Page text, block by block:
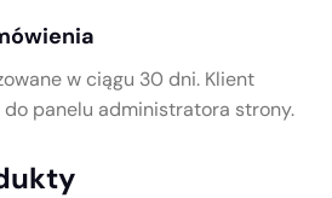
w ciągu 30 dni. Klient
do panelu administratora strony.